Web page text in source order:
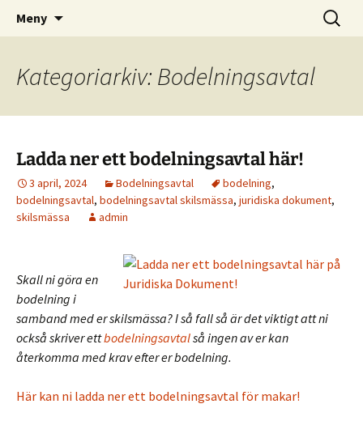
Skilja Sig
Allt du behöver veta om äktenskapsskillnad
Meny
Sök
efter:
Kategoriarkiv: Bodelningsavtal
Ladda ner ett bodelningsavtal här!
3 april, 2024 Bodelningsavtal bodelning,
bodelningsavtal, bodelningsavtal skilsmässa, juridiska dokument,
skilsmässa
admin
Skall ni göra en
bodelning i
samband med er skilsmässa? I så fall så är det viktigt att ni
också skriver ettbodelningsavtalså ingen av er kan
återkomma med krav efter er bodelning.
Här kan ni ladda ner ett bodelningsavtal för makar!